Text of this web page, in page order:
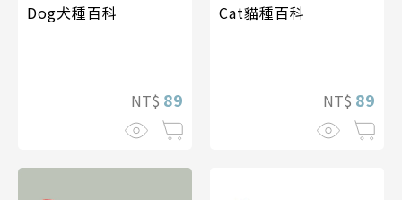
Dog犬種百科
NT$ 89
Cat貓種百科
NT$ 89